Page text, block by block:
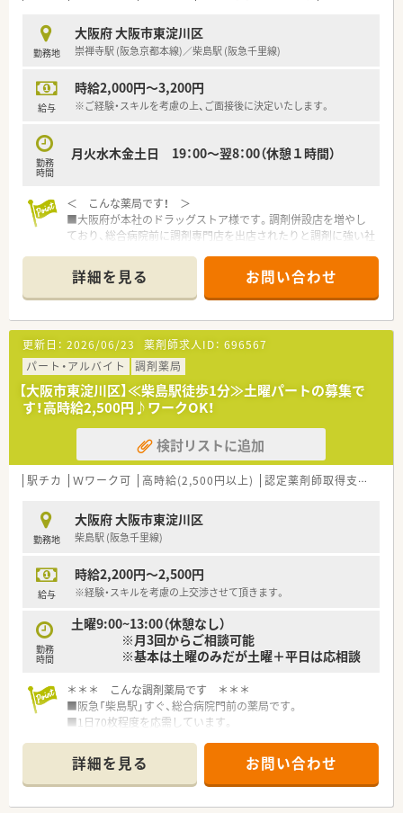
勤務地
大阪府 大阪市東淀川区
崇禅寺駅 (阪急京都本線)／柴島駅 (阪急千里線)
給与
時給2,000円～3,200円
※ご経験・スキルを考慮の上、ご面接後に決定いたします。
勤務
時間
月火水木金土日 19：00～翌8：00（休憩１時間）
＜ こんな薬局です！ ＞
■大阪府が本社のドラッグストア様です。調剤併設店を増やし
ており、総合病院前に調剤専門店を出店されたりと調剤に強い社
■実際に調剤併設店舗ではなく、純粋な調剤薬局が40店舗以上！
20店舗が病院門前の出店です。
■全売上の20％を調剤でカバーできるような経営方針を取って
おり、今後も調剤薬局店舗を新規・併設化で増やしていく為、積
極的に薬剤師を募集されています。医師の訪問診療に同行する
形式の在宅医療にも挑戦しており、活躍の場も広いです。
■非常に離職率が低いため、新卒の20代～60代と幅広いご年齢
層の方がご活躍中！平均年齢も他のドラッグストア企業よりも高
めの印象です。
■ラウンダー薬剤師さんが20名以上おり、別でエリアマネージ
ャー様もいるので、急なお休みや急な応援体制などはしっかりと
対応を頂けます。
＜ コンサルタントおすすめポイント★ ＞
す。弊社では開局時のオープニングスタッフさんのご紹介実績
が3名分あり、どの方も非常に穏やかでお人柄の素敵な方々で
す！
残業がないよう会社としても取り組まれています。
■1階を待合室・2階を調剤室として分けており、基本的には1階
は問題なくご対応いただけるお仕事内容なのでご安心ください
♪2階から1階へのお薬の受け渡しはベルトコンベアで対応して
いますので、階段の上り下りの必要はありません。
が出来る環境を整えています。
＜ 大手ならではの充実の福利厚生！ ＞
設を法人価格での利用・購入、社員買い物割引など・・・載せ切れな
いほど多くの福利厚生がございます！
■2か月に一度、本社で疾患別の勉強会を実施！参加は任意です
詳細を見る お問い合わせ
更新日： 2026/06/23 薬剤師求人ID： 696567
パート・アルバイト
調剤薬局
【大阪市東淀川区】≪柴島駅徒歩1分≫土曜パートの募集で
す！高時給2,500円♪ワークOK！
検討リストに追加
駅チカ Ｗワーク可 高時給(2,500円以上) 認定薬剤師取得支援あり
勤務地
大阪府 大阪市東淀川区
柴島駅 (阪急千里線)
給与
時給2,200円～2,500円
※経験・スキルを考慮の上交渉させて頂きます。
勤務
時間
土曜9:00~13:00（休憩なし）
※月3回からご相談可能
※基本は土曜のみだが土曜＋平日は応相談
＊＊＊ こんな調剤薬局です ＊＊＊
■阪急「柴島駅」すぐ、総合病院門前の薬局です。
■1日70枚程度を応需しています。
＊＊＊ こんな会社です ＊＊＊
◆大阪・兵庫を中心に、地域に信頼されるかかりつけ薬局を展開
しています。
◆経験豊富な薬剤師を揃え、大学病院・官公立病院など、大型総
詳細を見る お問い合わせ